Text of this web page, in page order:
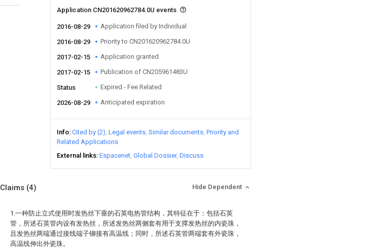
Application CN201620962784.0U events
2016-08-29 Application filed by Individual
2016-08-29 Priority to CN201620962784.0U
2017-02-15 Application granted
2017-02-15 Publication of CN205961483U
Status Expired - Fee Related
2026-08-29 Anticipated expiration
Info Cited by (2) Legal events Similar documents Priority and
Related Applications
External links Espacenet Global Dossier Discuss
Claims (4) Hide Dependent
1.一种防止立式使用时发热丝下垂的石英电热管结构，其特征在于：包括石英
管，所述石英管内设有发热丝，所述发热丝两侧套有用于支撑发热丝的内瓷珠，
且发热丝两端通过接线端子铆接有高温线；同时，所述石英管两端套有外瓷珠，
高温线伸出外瓷珠。